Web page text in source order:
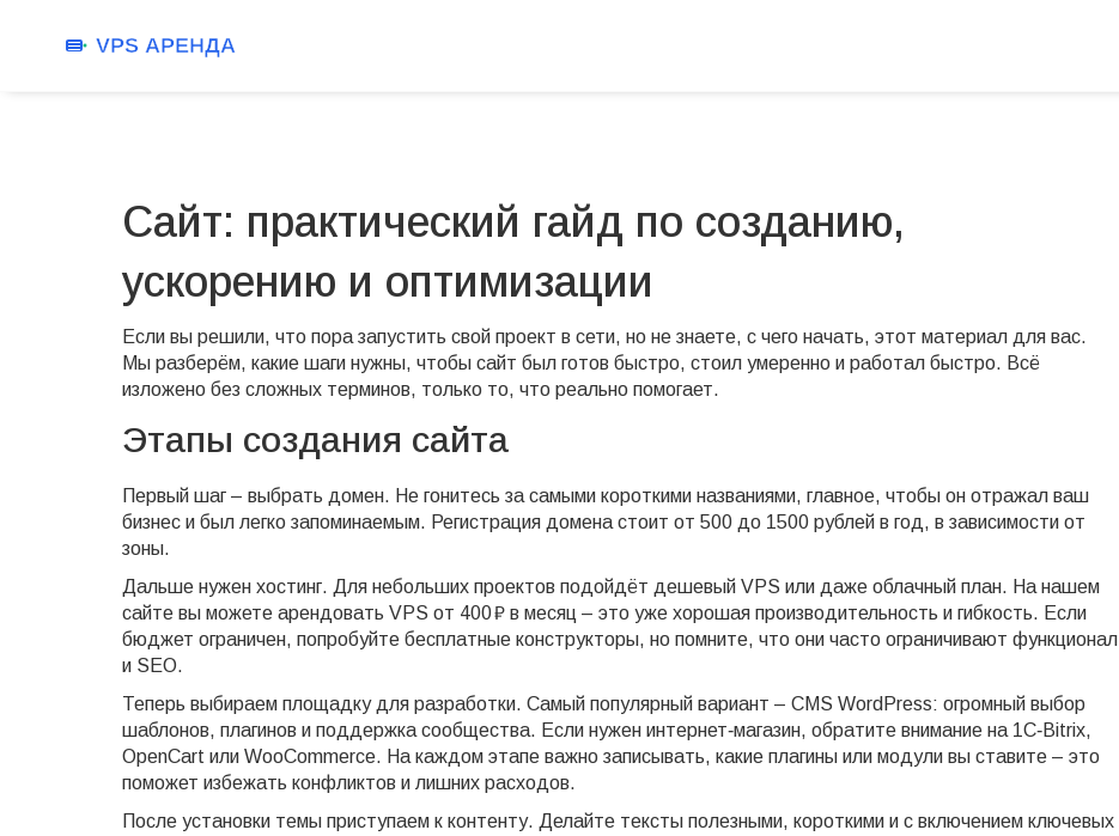
Сайт: практический гайд по созданию,
ускорению и оптимизации
Если вы решили, что пора запустить свой проект в сети, но не знаете, с чего начать, этот материал для вас.
Мы разберём, какие шаги нужны, чтобы сайт был готов быстро, стоил умеренно и работал быстро. Всё
изложено без сложных терминов, только то, что реально помогает.
Этапы создания сайта
Первый шаг – выбрать домен. Не гонитесь за самыми короткими названиями, главное, чтобы он отражал ваш
бизнес и был легко запоминаемым. Регистрация домена стоит от 500 до 1500 рублей в год, в зависимости от
зоны.
Дальше нужен хостинг. Для небольших проектов подойдёт дешевый VPS или даже облачный план. На нашем
сайте вы можете арендовать VPS от 400 ₽ в месяц – это уже хорошая производительность и гибкость. Если
бюджет ограничен, попробуйте бесплатные конструкторы, но помните, что они часто ограничивают функционал
и SEO.
Теперь выбираем площадку для разработки. Самый популярный вариант – CMS WordPress: огромный выбор
шаблонов, плагинов и поддержка сообществa. Если нужен интернет‑магазин, обратите внимание на 1C‑Bitrix,
OpenCart или WooCommerce. На каждом этапе важно записывать, какие плагины или модули вы ставите – это
поможет избежать конфликтов и лишних расходов.
После установки темы приступаем к контенту. Делайте тексты полезными, короткими и с включением ключевых